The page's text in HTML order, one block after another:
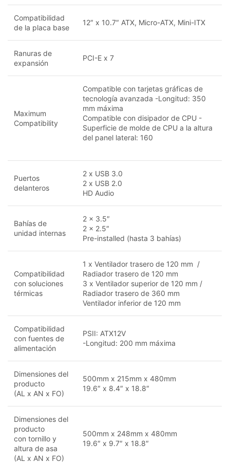
Compatibilidad
de la placa base
12″ x 10.7″ ATX, Micro-ATX, Mini-ITX
Ranuras de
expansión
PCI-E x 7
Maximum
Compatibility
Compatible con tarjetas gráficas de
tecnología avanzada -Longitud: 350
mm máxima
Compatible con disipador de CPU -
Superficie de molde de CPU a la altura
del panel lateral: 160
Puertos
delanteros
2 x USB 3.0
2 x USB 2.0
HD Audio
Bahías de
unidad internas
2 x 3.5″
2 x 2.5″
Pre-installed (hasta 3 bahías)
Compatibilidad
con soluciones
térmicas
1 x Ventilador trasero de 120 mm /
Radiador trasero de 120 mm
3 x Ventilador superior de 120 mm /
Radiador trasero de 360 mm
Ventilador inferior de 120 mm
Compatibilidad
con fuentes de
alimentación
PSII: ATX12V
-Longitud: 200 mm máxima
Dimensiones del
producto
(AL x AN x FO)
500mm x 215mm x 480mm
19.6″ x 8.4″ x 18.8″
Dimensiones del
producto
con tornillo y
altura de asa
(AL x AN x FO)
500mm x 248mm x 480mm
19.6″ x 9.7″ x 18.8″